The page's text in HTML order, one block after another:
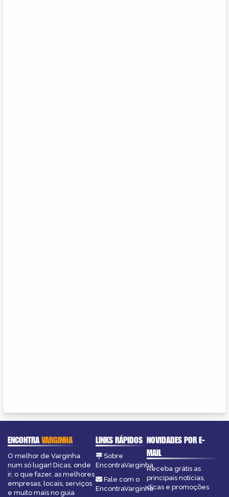
ENCONTRAVARGINHA
O melhor de Varginha
num só lugar! Dicas, onde
ir, o que fazer, as melhores
empresas, locais, serviços
e muito mais no guia
LINKS RÁPIDOS
Sobre
EncontraVarginha
Fale com o
EncontraVarginha
NOVIDADES POR E-
MAIL
Receba grátis as
principais notícias,
dicas e promoções